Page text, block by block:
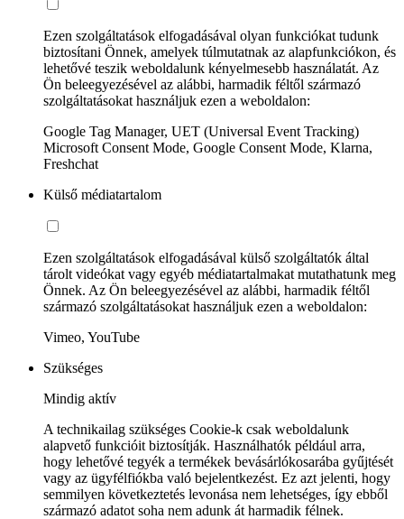
Ezen szolgáltatások elfogadásával olyan funkciókat tudunk
biztosítani Önnek, amelyek túlmutatnak az alapfunkciókon, és
lehetővé teszik weboldalunk kényelmesebb használatát. Az
Ön beleegyezésével az alábbi, harmadik féltől származó
szolgáltatásokat használjuk ezen a weboldalon:
Google Tag Manager, UET (Universal Event Tracking)
Microsoft Consent Mode, Google Consent Mode, Klarna,
Freshchat
Külső médiatartalom
Ezen szolgáltatások elfogadásával külső szolgáltatók által
tárolt videókat vagy egyéb médiatartalmakat mutathatunk meg
Önnek. Az Ön beleegyezésével az alábbi, harmadik féltől
származó szolgáltatásokat használjuk ezen a weboldalon:
Vimeo, YouTube
Szükséges
Mindig aktív
A technikailag szükséges Cookie-k csak weboldalunk
alapvető funkcióit biztosítják. Használhatók például arra,
hogy lehetővé tegyék a termékek bevásárlókosarába gyűjtését
vagy az ügyfélfiókba való bejelentkezést. Ez azt jelenti, hogy
semmilyen következtetés levonása nem lehetséges, így ebből
származó adatot soha nem adunk át harmadik félnek.